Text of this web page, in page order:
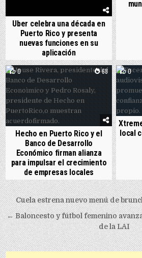
Uber celebra una década en
Puerto Rico y presenta
nuevas funciones en su
aplicación
0 68
Hecho en Puerto Rico y el
Banco de Desarrollo
Económico firman alianza
para impulsar el crecimiento
de empresas locales
0
local
Post navigation
Cuela estrena nuevo menú de
← Baloncesto y fútbol femenino
de la LAI